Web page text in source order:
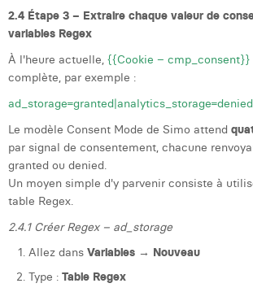
2.4 Étape 3 – Extraire chaque valeur de
variables Regex
À l'heure actuelle, {{Cookie – cmp_consent}}
complète, par exemple :
Le modèle Consent Mode de Simo attend
par signal de consentement, chacune
granted ou denied.
Un moyen simple d'y parvenir consiste à
table Regex.
2.4.1 Créer Regex – ad_storage
Allez dans Variables → Nouveau
Type : Table Regex